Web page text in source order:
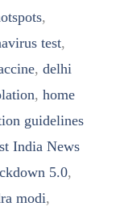
,
test,
, delhi
, home
guidelines
India News
5.0,
modi,